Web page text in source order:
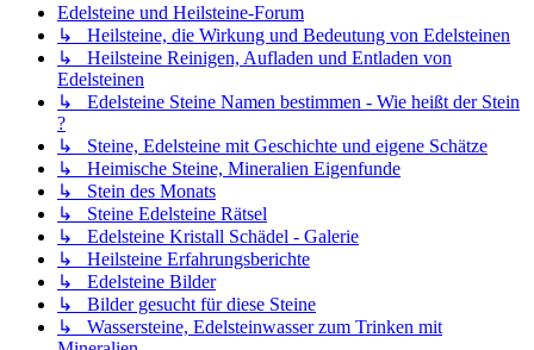
Edelsteine und Heilsteine-Forum
↳ Heilsteine, die Wirkung und Bedeutung von Edelsteinen
↳ Heilsteine Reinigen, Aufladen und Entladen von
Edelsteinen
↳ Edelsteine Steine Namen bestimmen - Wie heißt der Stein
?
↳ Steine, Edelsteine mit Geschichte und eigene Schätze
↳ Heimische Steine, Mineralien Eigenfunde
↳ Stein des Monats
↳ Steine Edelsteine Rätsel
↳ Edelsteine Kristall Schädel - Galerie
↳ Heilsteine Erfahrungsberichte
↳ Edelsteine Bilder
↳ Bilder gesucht für diese Steine
↳ Wassersteine, Edelsteinwasser zum Trinken mit